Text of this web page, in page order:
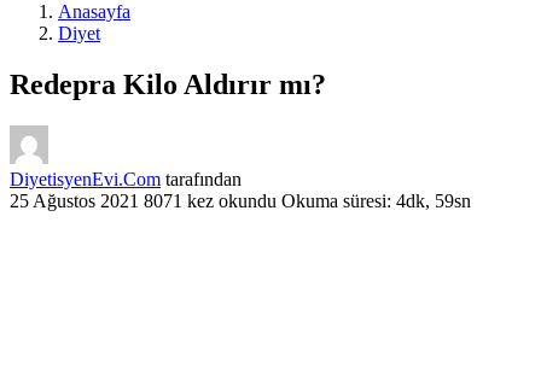
Anasayfa
Diyet
Redepra Kilo Aldırır mı?
DiyetisyenEvi.Com tarafından
25 Ağustos 2021 8071 kez okundu Okuma süresi: 4dk, 59sn